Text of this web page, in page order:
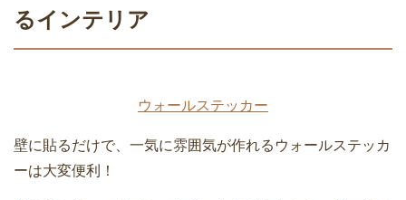
るインテリア
ウォールステッカー
壁に貼るだけで、一気に雰囲気が作れるウォールステッカ
ーは大変便利！